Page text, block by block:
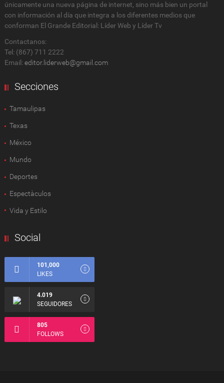
únicamente una nueva página de internet, sino más bien un portal
con información al día que integra a los diferentes medios que
conforman El Grande Editorial: Líder Web y Líder Tv
Contactanos:
Tel: (867) 711 2222
Email: editor.liderweb@gmail.com
Secciones
Tamaulipas
Texas
México
Mundo
Deportes
Espectàculos
Vida y Estilo
Social
101,000
LIKES
4.019
SEGUIDORES
805
FOLLOWS